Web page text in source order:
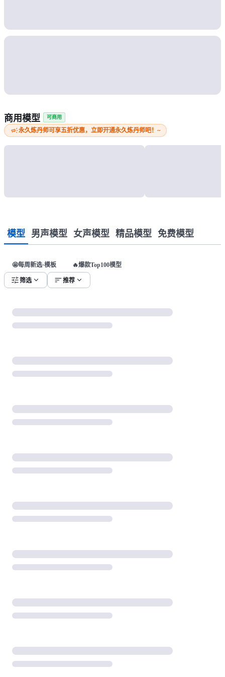
商用模型 可商用
campaign永久炼丹师可享五折优惠，立即开通永久炼丹师吧！~
模型 男声模型 女声模型 精品模型 免费模型
🤩每周新选·模板 🔥爆款Top100模型
tune筛选 expand_more sort推荐 expand_more